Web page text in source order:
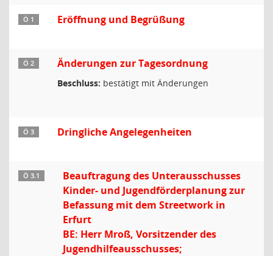
Ö 1 Eröffnung und Begrüßung
Ö 2 Änderungen zur Tagesordnung
Beschluss: bestätigt mit Änderungen
Ö 3 Dringliche Angelegenheiten
Ö 3.1
Beauftragung des Unterausschusses
Kinder- und Jugendförderplanung zur
Befassung mit dem Streetwork in
Erfurt
BE: Herr Mroß, Vorsitzender des
Jugendhilfeausschusses;